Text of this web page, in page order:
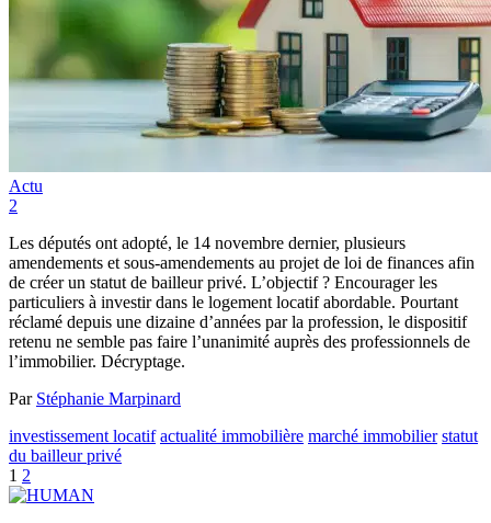
Actu
2
Les députés ont adopté, le 14 novembre dernier, plusieurs
amendements et sous-amendements au projet de loi de finances afin
de créer un statut de bailleur privé. L’objectif ? Encourager les
particuliers à investir dans le logement locatif abordable. Pourtant
réclamé depuis une dizaine d’années par la profession, le dispositif
retenu ne semble pas faire l’unanimité auprès des professionnels de
l’immobilier. Décryptage.
Par Stéphanie Marpinard
investissement locatif actualité immobilière marché immobilier statut
du bailleur privé
1 2